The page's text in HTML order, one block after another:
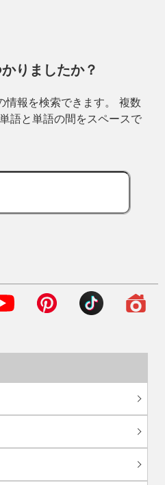
りましたか？
情報を検索できます。 複数
語と単語の間をスペースで